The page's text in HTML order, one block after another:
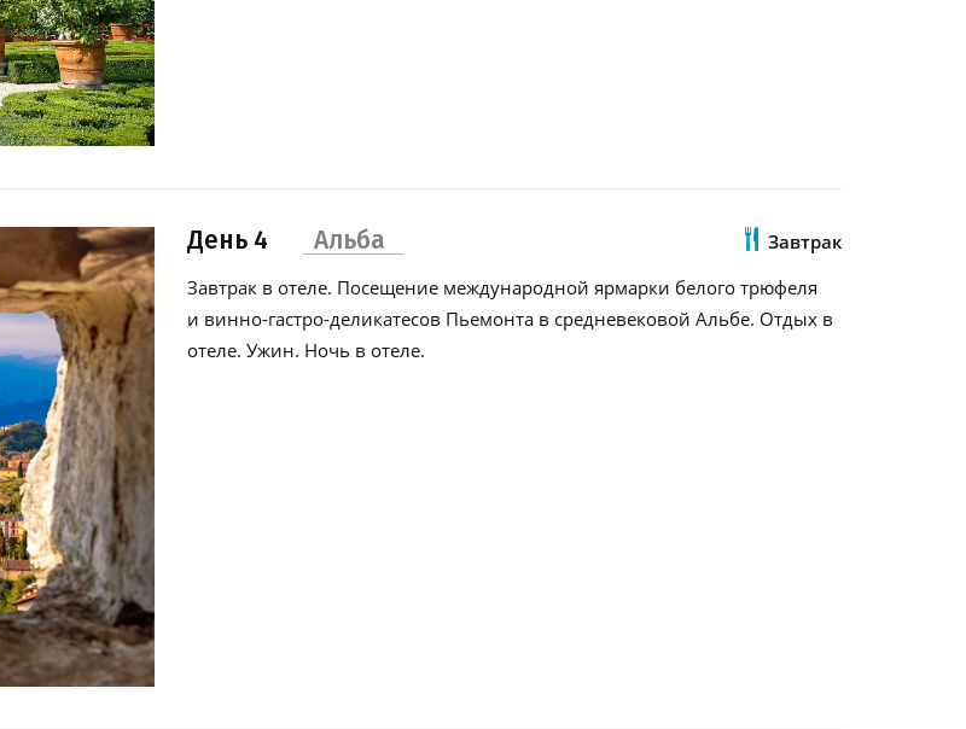
День 4 Альба
Завтрак
Завтрак в отеле. Посещение международной ярмарки белого трюфеля
и винно-гастро-деликатесов Пьемонта в средневековой Альбе. Отдых в
отеле. Ужин. Ночь в отеле.